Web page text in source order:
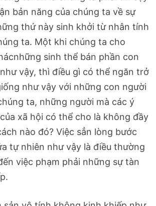
bản năng của chúng ta về sự
thứ này sinh khởi từ nhân tính
ta. Một khi chúng ta cho
sinh thể bán phần con
vậy, thì điều gì có thể ngăn trở
như vậy với những con người
ta, những người mà các ý
xã hội có thể cho là không đầy
nào đó? Việc sẳn lòng bước
tự nhiên như vậy là điều thường
việc phạm phải những sự tàn